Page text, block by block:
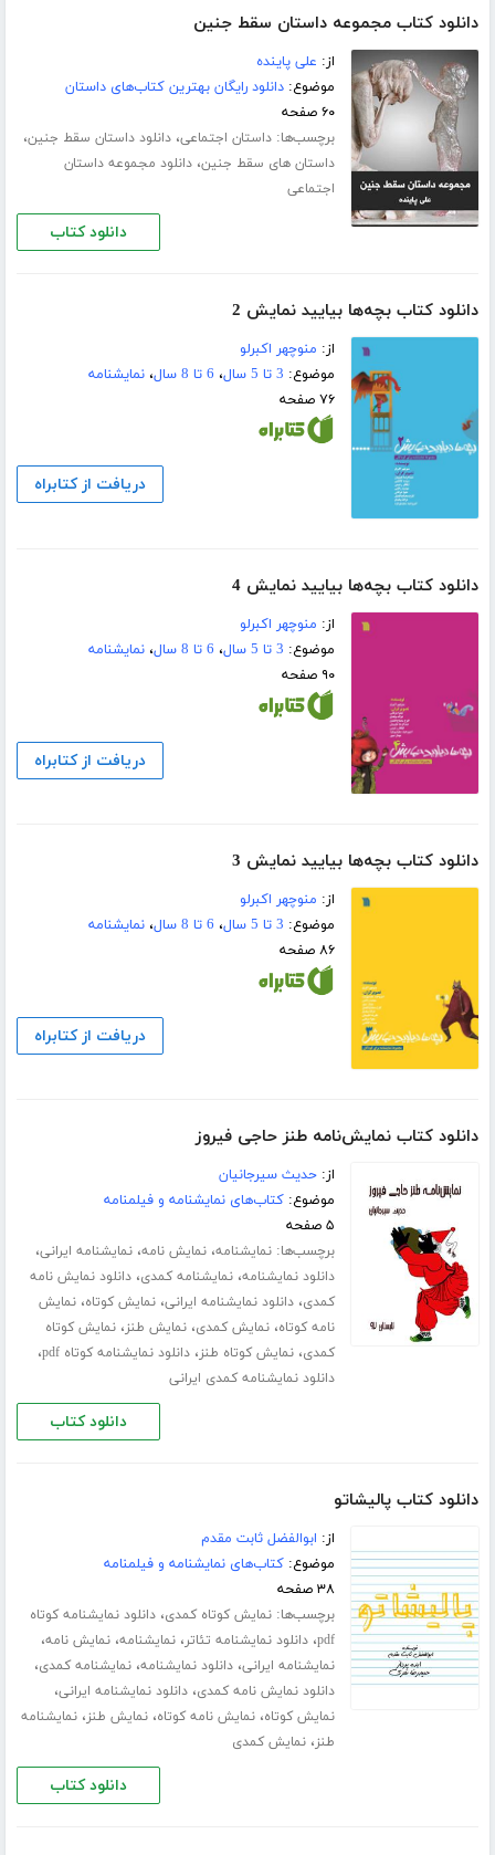
دانلود کتاب مجموعه داستان سقط جنین
از: علی پاینده
موضوع:دانلود رایگان بهترین کتاب‌های داستان
۶۰ صفحه
برچسب‌ها:داستان اجتماعی،دانلود داستان سقط جنین،
داستان های سقط جنین،دانلود مجموعه داستان
اجتماعی
دانلود کتاب
دانلود کتاب بچه‌ها بیایید نمایش 2
از: منوچهر اکبرلو
موضوع: 3 تا 5 سال ، 6 تا 8 سال ،نمایشنامه
۷۶ صفحه
دریافت از کتابراه
دانلود کتاب بچه‌ها بیایید نمایش 4
از: منوچهر اکبرلو
موضوع: 3 تا 5 سال ، 6 تا 8 سال ،نمایشنامه
۹۰ صفحه
دریافت از کتابراه
دانلود کتاب بچه‌ها بیایید نمایش 3
از: منوچهر اکبرلو
موضوع: 3 تا 5 سال ، 6 تا 8 سال ،نمایشنامه
۸۶ صفحه
دریافت از کتابراه
دانلود کتاب نمایش‌نامه طنز حاجی فیروز
از:حدیث سیرجانیان
موضوع:کتاب‌های نمایشنامه و فیلمنامه
۵ صفحه
برچسب‌ها:نمایشنامه،نمایش نامه،نمایشنامه ایرانی،
دانلود نمایشنامه،نمایشنامه کمدی،دانلود نمایش نامه
کمدی،دانلود نمایشنامه ایرانی،نمایش کوتاه،نمایش
نامه کوتاه،نمایش کمدی،نمایش طنز،نمایش کوتاه
کمدی،نمایش کوتاه طنز،دانلود نمایشنامه کوتاه pdf ،
دانلود نمایشنامه کمدی ایرانی
دانلود کتاب
دانلود کتاب پالیشاتو
از: ابوالفضل ثابت مقدم
موضوع:کتاب‌های نمایشنامه و فیلمنامه
۳۸ صفحه
برچسب‌ها:نمایش کوتاه کمدی،دانلود نمایشنامه کوتاه
pdf،دانلود نمایشنامه تئاتر،نمایشنامه،نمایش نامه،
نمایشنامه ایرانی،دانلود نمایشنامه،نمایشنامه کمدی،
دانلود نمایش نامه کمدی،دانلود نمایشنامه ایرانی،
نمایش کوتاه،نمایش نامه کوتاه،نمایش طنز،نمایشنامه
طنز،نمایش کمدی
دانلود کتاب